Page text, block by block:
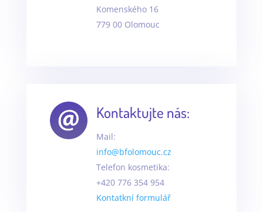
Komenského 16
779 00 Olomouc
Kontaktujte nás:
Mail:
info@bfolomouc.cz
Telefon kosmetika:
+420 776 354 954
Kontatkní formulář